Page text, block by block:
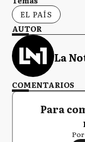
EL PAÍS
AUTOR
La
COMENTARIOS
Para